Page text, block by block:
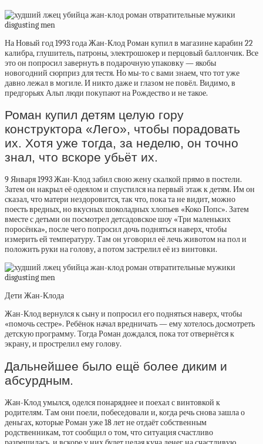
На Новый год 1993 года Жан-Клод Роман купил в магазине карабин 22
калибра, глушитель, патроны, электрошокер и перцовый баллончик. Все
это он попросил завернуть в подарочную упаковку — якобы
новогодний сюрприз для тестя. Но мы-то с вами знаем, что тот уже
давно лежал в могиле. И никто даже и глазом не повёл. Видимо, в
предгорьях Альп люди покупают на Рождество и не такое.
Роман купил детям целую гору
конструктора «Лего», чтобы порадовать
их. Хотя уже тогда, за неделю, он точно
знал, что вскоре убьёт их.
9 Января 1993 Жан-Клод забил свою жену скалкой прямо в постели.
Затем он накрыл её одеялом и спустился на первый этаж к детям. Им он
сказал, что матери нездоровится, так что, пока та не видит, можно
поесть вредных, но вкусных шоколадных хлопьев «Коко Попс». Затем
вместе с детьми он посмотрел детсадовское шоу «Три маленьких
поросёнка», после чего попросил дочь подняться наверх, чтобы
измерить ей температуру. Там он уговорил её лечь животом на пол и
положить руки на голову, а потом застрелил её из винтовки.
Дети Жан-Клода
Жан-Клод вернулся к сыну и попросил его подняться наверх, чтобы
«помочь сестре». Ребёнок начал вредничать — ему хотелось досмотреть
детскую программу. Тогда Роман дождался, пока тот отвернётся к
экрану, и прострелил ему голову.
Дальнейшее было ещё более диким и
абсурдным.
Жан-Клод умылся, оделся понаряднее и поехал с винтовкой к
родителям. Там они поели, побеседовали и, когда речь снова зашла о
деньгах, которые Роман уже 18 лет не отдаёт собственным
родственникам, тот сообщил о том, что ситуация счастливо